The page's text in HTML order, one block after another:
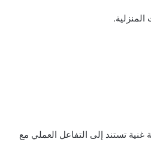
غنية تستند إلى التفاعل العملي مع